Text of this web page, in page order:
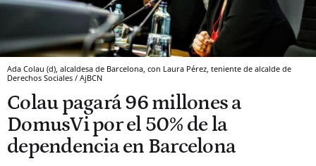
Ada Colau (d), alcaldesa de Barcelona, con Laura Pérez, teniente de alcalde de
Derechos Sociales / AjBCN
Colau pagará 96 millones a
DomusVi por el 50% de la
dependencia en Barcelona